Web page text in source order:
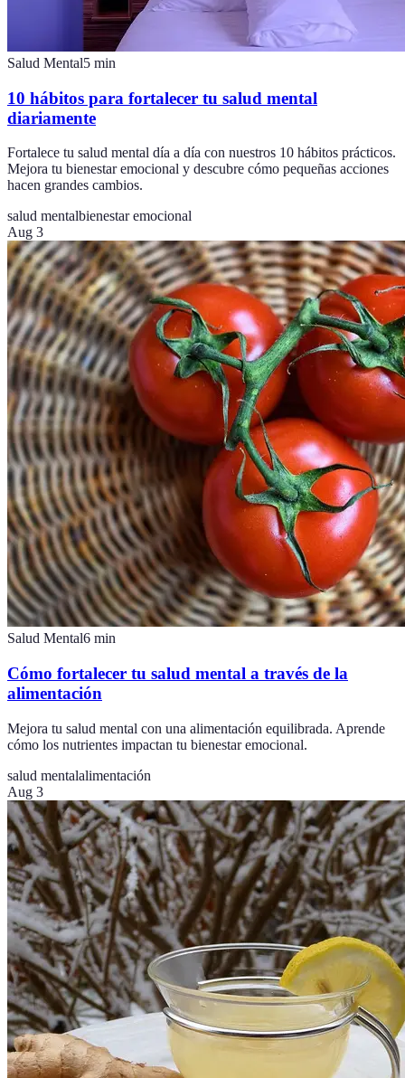
Salud Mental5 min
10 hábitos para fortalecer tu salud mental
diariamente
Fortalece tu salud mental día a día con nuestros 10 hábitos prácticos.
Mejora tu bienestar emocional y descubre cómo pequeñas acciones
hacen grandes cambios.
salud mentalbienestar emocional
Aug 3
Salud Mental6 min
Cómo fortalecer tu salud mental a través de la
alimentación
Mejora tu salud mental con una alimentación equilibrada. Aprende
cómo los nutrientes impactan tu bienestar emocional.
salud mentalalimentación
Aug 3